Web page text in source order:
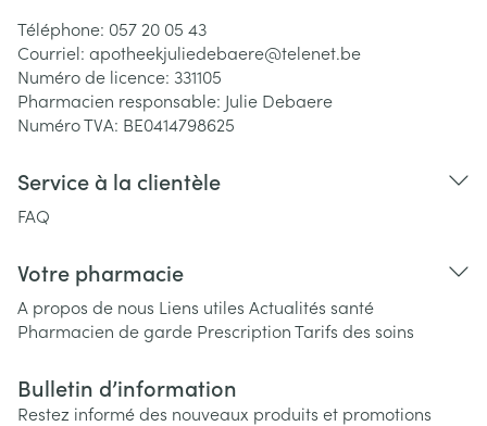
Téléphone: 057 20 05 43
Courriel: apotheekjuliedebaere@telenet.be
Numéro de licence: 331105
Pharmacien responsable: Julie Debaere
Numéro TVA: BE0414798625
Service à la clientèle
FAQ
Votre pharmacie
A propos de nous Liens utiles Actualités santé
Pharmacien de garde PrescriptionTarifs des soins
Bulletin d’information
Restez informé des nouveaux produits et promotions